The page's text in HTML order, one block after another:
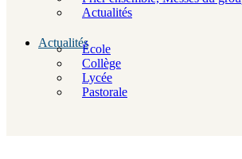
Actualités
ActualitésÉcole
Collège
Lycée
Pastorale